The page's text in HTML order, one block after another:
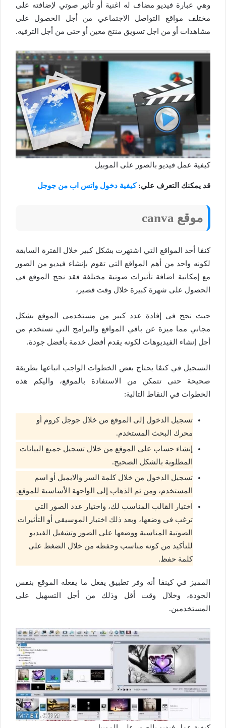
وهي عبارة فيديو مضاف له اغنية أو تأثير صوتي لإضافته على
مختلف مواقع التواصل الاجتماعي من أجل الحصول على
مشاهدات أو من اجل تسويق منتج معين أو حتى من أجل الترفيه.
كيفية عمل فيديو بالصور على الموبيل
قد يمكنك التعرف علي:كيفية دخول واتس اب من جوجل
موقع canva
كنڤا أحد المواقع التي اشتهرت بشكل كبير خلال الفترة السابقة
لكونه واحد من أهم المواقع التي تقوم بإنشاء فيديو من الصور
مع إمكانية اضافة تأثيرات صوتية مختلفة فقد نجح الموقع في
الحصول على شهرة كبيرة خلال وقت قصير،
حيث نجح في إفادة عدد كبير من مستخدمي الموقع بشكل
مجاني مما ميزة عن باقي المواقع والبرامج التي تستخدم من
أجل إنشاء الفيديوهات لكونه يقدم أفضل خدمة بأفضل جودة.
التسجيل في كنڤا يحتاج بعض الخطوات الواجب اتباعها بطريقة
صحيحة حتى تتمكن من الاستفادة بالموقع، واليكم هذه
الخطوات في النقاط التالية:
تسجيل الدخول إلى الموقع من خلال جوجل كروم أو
محرك البحث المستخدم.
إنشاء حساب على الموقع من خلال تسجيل جميع البيانات
المطلوبة بالشكل الصحيح.
تسجيل الدخول من خلال كلمة السر والايميل أو اسم
المستخدم، ومن ثم الذهاب إلى الواجهة الأساسية للموقع.
اختيار القالب المناسب لك، واختيار عدد الصور التي
ترغب في وضعها، وبعد ذلك اختيار الموسيقي أو التأثيرات
الصوتية المناسبة ووضعها على الصور وتشغيل الفيديو
للتأكيد من كونه مناسب وحفظه من خلال الضغط على
كلمة حفظ.
المميز في كينڤا أنه وفر تطبيق يفعل ما يفعله الموقع بنفس
الجودة، وخلال وقت أقل وذلك من أجل التسهيل على
المستخدمين.